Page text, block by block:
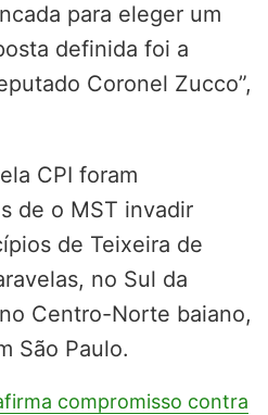
para eleger um
definida foi a
Coronel Zucco”,
CPI foram
de o MST invadir
de Teixeira de
no Sul da
Centro-Norte baiano,
São Paulo.
compromisso contra